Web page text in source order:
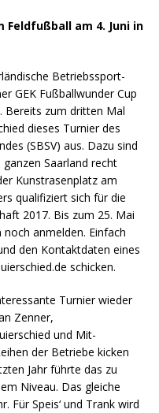
am 4. Juni in
Betriebssport-
GEK Fußballwunder Cup
Bereits zum dritten Mal
dieses Turnier des
(SBSV) aus. Dazu sind
Saarland recht
Kunstrasenplatz am
qualifiziert sich für die
2017. Bis zum 25. Mai
anmelden. Einfach
den Kontaktdaten eines
schicken.
Turnier wieder
Zenner,
und Mit-
der Betriebe kicken
Jahr führte das zu
Niveau. Das gleiche
Für Speis‘ und Trank wird